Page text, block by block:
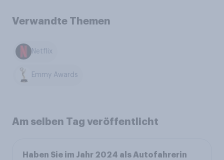
Verwandte Themen
Netflix
Emmy Awards
Am selben Tag veröffentlicht
Haben Sie im Jahr 2024 als Autofahrerin